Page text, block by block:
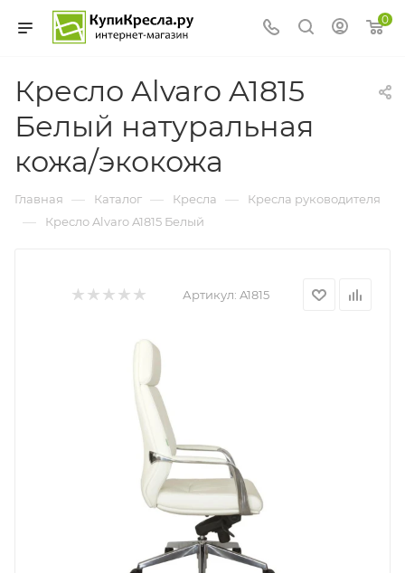
0
Кресло Alvaro A1815
Белый натуральная
кожа/экокожа
Главная — Каталог — Кресла — Кресла руководителя
— Кресло Alvaro A1815 Белый
Артикул: A1815